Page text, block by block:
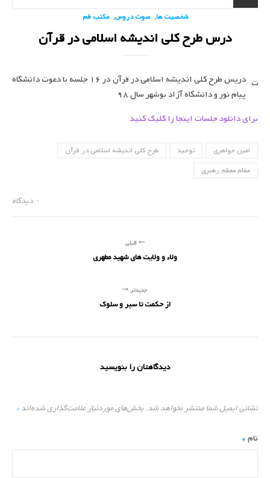
شخصیت ها,صوت دروس,مکتب قم
درس طرح کلی اندیشه اسلامی در قرآن
ت
دریس طرح کلی اندیشه اسلامی در قرآن در 16 جلسه با دعوت دانشگاه
پیام نور و دانشگاه آزاد بوشهر سال 98
برای دانلود جلسات اینجا را کلیک کنید
امین جواهری توحید
طرح کلی اندیشه اسلامی در قرآن
مقام معظم رهبری
۰ دیدگاه
قبلی
ولاء و ولایت های شهید مطهری
جدیدتر
از حکمت تا سیر و سلوک
دیدگاهتان را بنویسید
نشانی ایمیل شما منتشر نخواهد شد.بخش‌های موردنیاز علامت‌گذاری شده‌اند*
نام*